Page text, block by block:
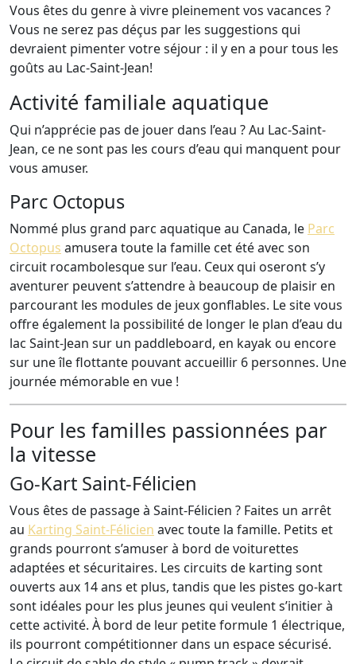
Vous êtes du genre à vivre pleinement vos vacances ?
Vous ne serez pas déçus par les suggestions qui
devraient pimenter votre séjour : il y en a pour tous les
goûts au Lac-Saint-Jean!
Activité familiale aquatique
Qui n’apprécie pas de jouer dans l’eau ? Au Lac-Saint-
Jean, ce ne sont pas les cours d’eau qui manquent pour
vous amuser.
Parc Octopus
Nommé plus grand parc aquatique au Canada, le Parc
Octopus amusera toute la famille cet été avec son
circuit rocambolesque sur l’eau. Ceux qui oseront s’y
aventurer peuvent s’attendre à beaucoup de plaisir en
parcourant les modules de jeux gonflables. Le site vous
offre également la possibilité de longer le plan d’eau du
lac Saint-Jean sur un paddleboard, en kayak ou encore
sur une île flottante pouvant accueillir 6 personnes. Une
journée mémorable en vue !
Pour les familles passionnées par
la vitesse
Go-Kart Saint-Félicien
Vous êtes de passage à Saint-Félicien ? Faites un arrêt
au Karting Saint-Félicien avec toute la famille. Petits et
grands pourront s’amuser à bord de voiturettes
adaptées et sécuritaires. Les circuits de karting sont
ouverts aux 14 ans et plus, tandis que les pistes go-kart
sont idéales pour les plus jeunes qui veulent s’initier à
cette activité. À bord de leur petite formule 1 électrique,
ils pourront compétitionner dans un espace sécurisé.